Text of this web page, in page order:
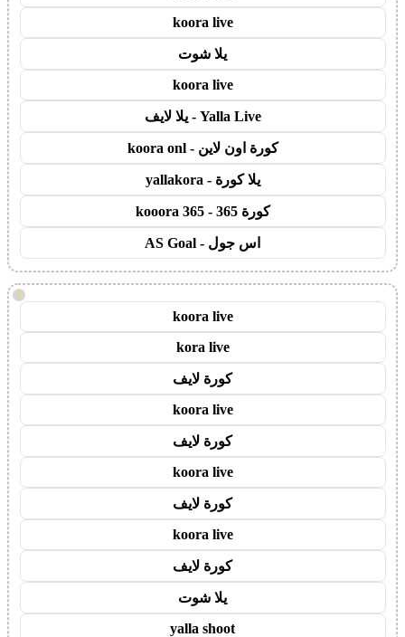
koora live
يلا شوت
koora live
Yalla Live - يلا لايف
كورة اون لاين - koora onl
يلا كورة - yallakora
كورة 365 - kooora 365
اس جول - AS Goal
!
koora live
kora live
كورة لايف
koora live
كورة لايف
koora live
كورة لايف
koora live
كورة لايف
يلا شوت
yalla shoot